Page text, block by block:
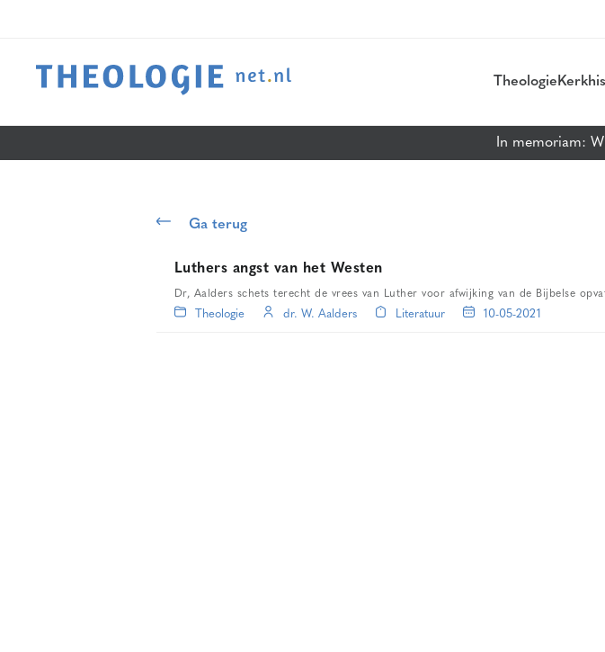
Theologie
In memoriam:
Ga terug
Luthers angst van het Westen
Dr, Aalders schets terecht de vrees van Luther voor afwijking van de Bijbelse
Theologie dr. W. Aalders Literatuur 10-05-2021